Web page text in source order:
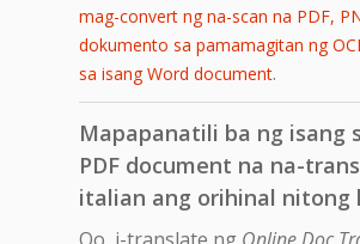
mag-convert ng na-scan na PDF,
dokumento sa pamamagitan ng
sa isang Word document.
Mapapanatili ba ng isang
PDF document na na-
italian ang orihinal nitong